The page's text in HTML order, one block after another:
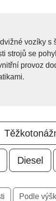
vozíky s
strojů se
provoz
Diesel
Podle